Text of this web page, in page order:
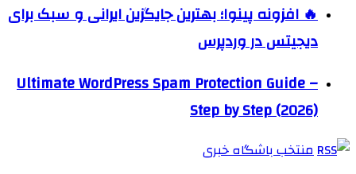
🔥 افزونه پینوا؛ بهترین جایگزین ایرانی و سبک برای
دیجیتس در وردپرس
Ultimate WordPress Spam Protection Guide –
Step by Step (2026)
منتخب باشگاه خبری